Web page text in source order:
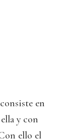
en
y con
ello el